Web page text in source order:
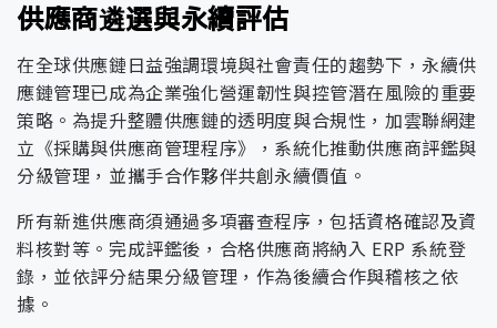
內部稽核
公司重要規章
誠信經營
風險管理
董事會運作機制與功能
強化治理韌性：從公司治理到數位安
全的穩健佈
內控制度與稽核機制
誠信與法遵治理
風險與內部控制管理
風險管理架構與權責
資訊安全治理架構與政策
客戶信任經營與關係管理
客戶關係政策與實務落實
供應商遴選與永續評估
在全球供應鏈日益強調環境與社會責任的趨勢下，永續供
應鏈管理已成為企業強化營運韌性與控管潛在風險的重要
策略。為提升整體供應鏈的透明度與合規性，加雲聯網建
立《採購與供應商管理程序》，系統化推動供應商評鑑與
分級管理，並攜手合作夥伴共創永續價值。
所有新進供應商須通過多項審查程序，包括資格確認及資
料核對等。完成評鑑後，合格供應商將納入 ERP 系統登
錄，並依評分結果分級管理，作為後續合作與稽核之依
據。